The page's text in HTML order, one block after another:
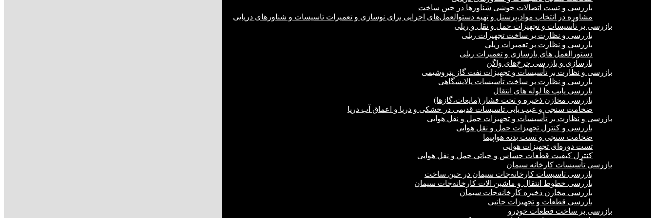
بازرسی و تست اتصالات جوشی شناورها در حین ساخت
مشاوره در انتخاب مواد،پرسنل و تهیه دستوالعمل‌های اجرایی برای نوسازی و تعمیرات تاسیسات و شناورهای دریایی
بازرسی بر تأسیسات و تجهیزات حمل و نقل و ریلی
بازرسی و نظارت بر ساخت تجهیزات ریلی
بازرسی و نظارت بر تعمیرات ریلی
دستورالعمل های بازسازی و تعمیرات ریلی
بازسازی و بازرسی چرخ‌های واگن
بازرسی و نظارت بر تأسیسات و تجهیزات نفت گاز پتروشیمی
بازرسی و نظارت بر ساخت تاسیسات پالایشگاهی
بازرسی پایپ ها لوله های انتقال
بازرسی مخازن ذخیره و تحت فشار (مایعات،گازها)
ضخامت سنجی و عیب یابی تاسیسات قدیمی در خشکی و دریا و اعماق آب دریا
بازرسی و نظارت بر تأسیسات و تجهیزات حمل و نقل هوایی
بازرسی و کنترل تجهیزات حمل و نقل هوایی
ضخامت سنجی و تست بدنه هواپیما
تست دوره‌ای تجهیزات هوایی
کنترل کیفیت قطعات حساس و حیاتی حمل و نقل هوایی
بازرسی تأسیسات کارخانه سیمان
بازرسی تاسیسات کارخانه‌جات سیمان در حین ساخت
بازرسی خطوط انتقال و ماشین الات کارخانه‌جات سیمان
بازرسی مخازن ذخیره کارخانه‌جات سیمان
بازرسی قطعات و تجهیزات جانبی
بازرسی بر ساخت قطعات خودرو